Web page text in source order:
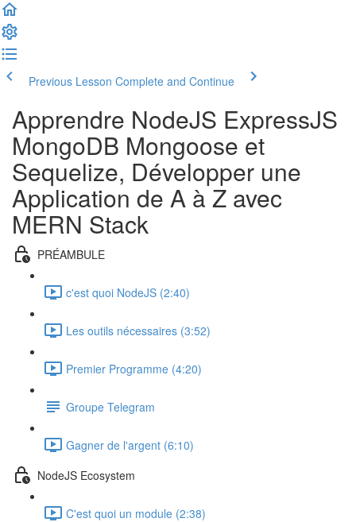
Previous Lesson Complete and Continue
Apprendre NodeJS ExpressJS
MongoDB Mongoose et
Sequelize, Développer une
Application de A à Z avec
MERN Stack
PRÉAMBULE
c'est quoi NodeJS (2:40)
Les outils nécessaires (3:52)
Premier Programme (4:20)
Groupe Telegram
Gagner de l'argent (6:10)
NodeJS Ecosystem
C'est quoi un module (2:38)